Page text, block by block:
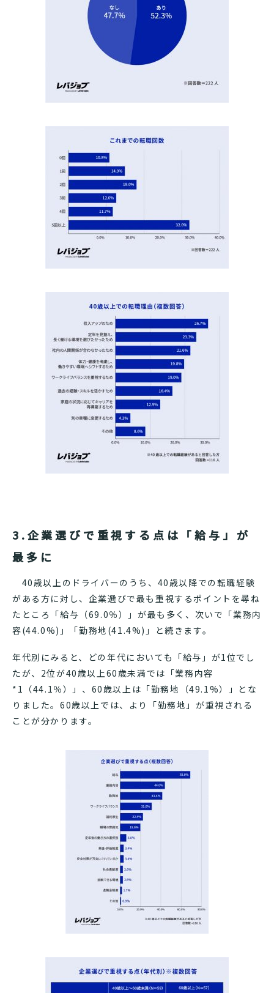
3.企業選びで重視する点は「給与」が
最多に
40歳以上のドライバーのうち、40歳以降での転職経験
がある方に対し、企業選びで最も重視するポイントを尋ね
たところ「給与（69.0％）」が最も多く、次いで「業務内
容(44.0%)」「勤務地(41.4%)」と続きます。
年代別にみると、どの年代においても「給与」が1位でし
たが、2位が40歳以上60歳未満では「業務内容
*1（44.1％）」、60歳以上は「勤務地（49.1%）」とな
りました。 60歳以上では、より「勤務地」が重視される
ことが分かります。